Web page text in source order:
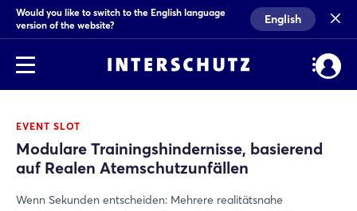
Would you like to switch to the English language
version of the website?
English
EVENT SLOT
Modulare Trainingshindernisse, basierend
auf Realen Atemschutzunfällen
Wenn Sekunden entscheiden: Mehrere realitätsnahe